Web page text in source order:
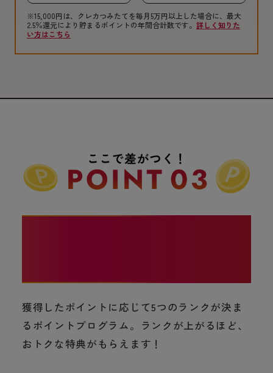
※15,000円は、クレカつみたてを毎月5万円以上した場合に、最大
2.5％還元により貯まるポイントの年間合計数です。 詳しく知りた
い方はこちら
獲得したポイントに応じて5つのランクが決ま
るポイントプログラム。ランクが上がるほど、
おトクな特典がもらえます！